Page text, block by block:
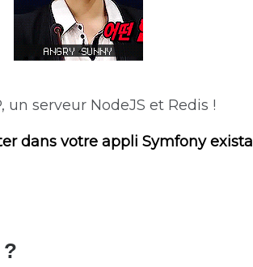
serveur NodeJS et Redis !
dans votre appli Symfony